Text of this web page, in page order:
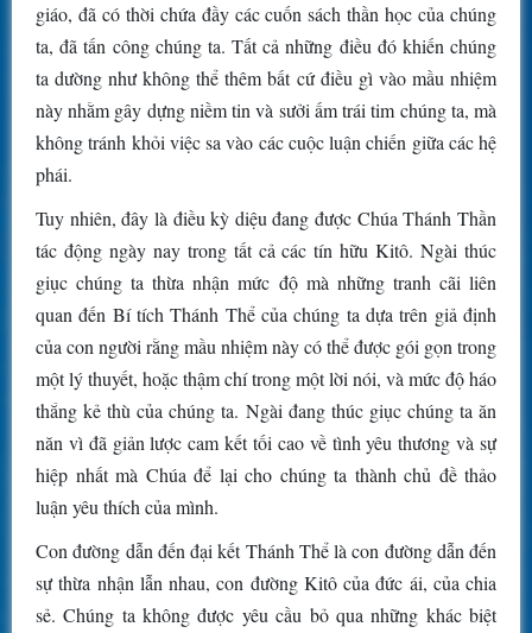
giáo, đã có thời chứa đầy các cuốn sách thần học của chúng
ta, đã tấn công chúng ta. Tất cả những điều đó khiến chúng
ta dường như không thể thêm bất cứ điều gì vào mầu nhiệm
này nhằm gây dựng niềm tin và sưởi ấm trái tim chúng ta, mà
không tránh khỏi việc sa vào các cuộc luận chiến giữa các hệ
phái.
Tuy nhiên, đây là điều kỳ diệu đang được Chúa Thánh Thần
tác động ngày nay trong tất cả các tín hữu Kitô. Ngài thúc
giục chúng ta thừa nhận mức độ mà những tranh cãi liên
quan đến Bí tích Thánh Thể của chúng ta dựa trên giả định
của con người rằng mầu nhiệm này có thể được gói gọn trong
một lý thuyết, hoặc thậm chí trong một lời nói, và mức độ háo
thắng kẻ thù của chúng ta. Ngài đang thúc giục chúng ta ăn
năn vì đã giản lược cam kết tối cao về tình yêu thương và sự
hiệp nhất mà Chúa để lại cho chúng ta thành chủ đề thảo
luận yêu thích của mình.
Con đường dẫn đến đại kết Thánh Thể là con đường dẫn đến
sự thừa nhận lẫn nhau, con đường Kitô của đức ái, của chia
sẻ. Chúng ta không được yêu cầu bỏ qua những khác biệt